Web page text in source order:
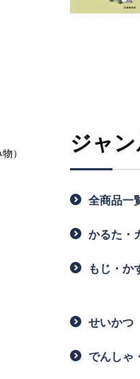
）
ジャン
全商品一
かるた・
もじ・か
せいかつ
でんしゃ